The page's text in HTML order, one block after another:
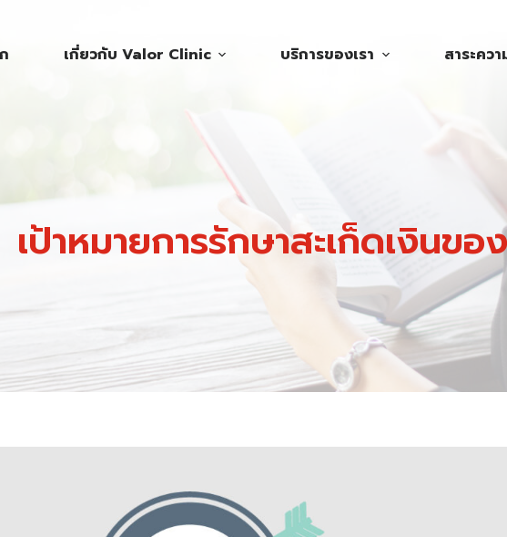
เกี่ยวกับ Valor Clinic บริการของเรา สาระควา
เป้าหมายการรักษาสะเก็ดเงินขอ